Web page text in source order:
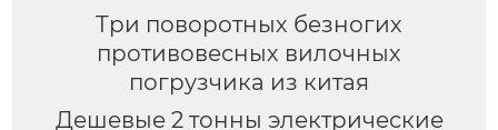
Три поворотных безногих
противовесных вилочных
погрузчика из китая
Дешевые 2 тонны электрические